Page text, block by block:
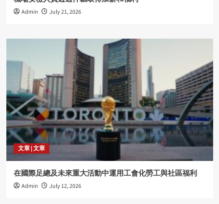
Admin July 21, 2026
文章 | 文章
在國際足總及未來重大活動中運用工會化勞工與社區福利
Admin July 12, 2026